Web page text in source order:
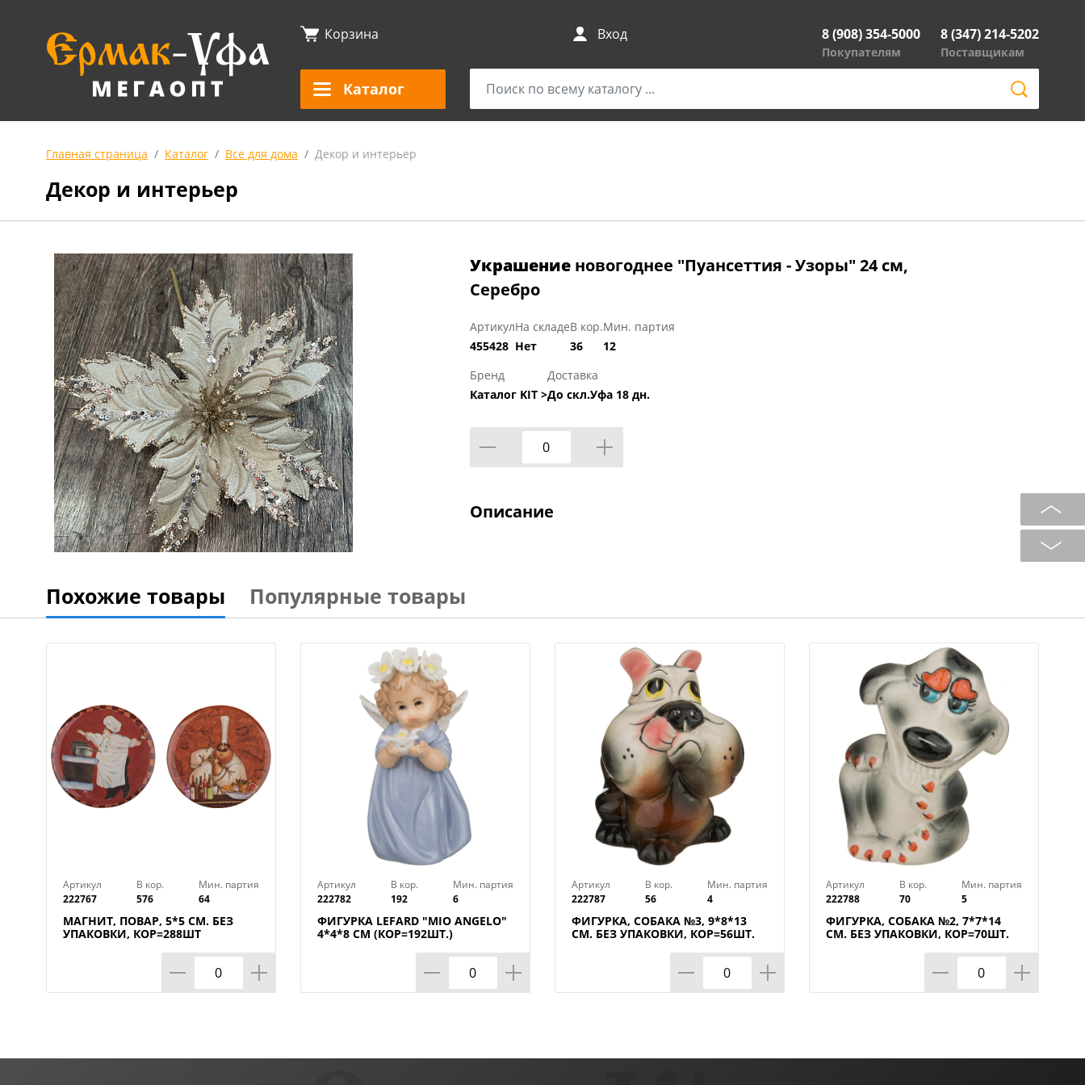
Корзина Вход 8 (908) 354-5000
Покупателям
8 (347) 214-5202
Поставщикам
Каталог
Главная страница Каталог Все для дома Декор и интерьер
Декор и интерьер
Украшение новогоднее "Пуансеттия - Узоры" 24 см,
Серебро
Артикул
455428
На складе
Нет
В кор.
36
Мин. партия
12
Бренд
Каталог KIT >
Доставка
До скл.Уфа 18 дн.
Описание
Похожие товары Популярные товары
Артикул
222767
В кор.
576
Мин. партия
64
МАГНИТ, ПОВАР, 5*5 СМ. БЕЗ
УПАКОВКИ, КОР=288ШТ
Артикул
222782
В кор.
192
Мин. партия
6
ФИГУРКА LEFARD "MIO ANGELO"
4*4*8 СМ (КОР=192ШТ.)
Артикул
222787
В кор.
56
Мин. партия
4
ФИГУРКА, СОБАКА №3, 9*8*13
СМ. БЕЗ УПАКОВКИ, КОР=56ШТ.
Артикул
222788
В кор.
70
Мин. партия
5
ФИГУРКА, СОБАКА №2, 7*7*14
СМ. БЕЗ УПАКОВКИ, КОР=70ШТ.